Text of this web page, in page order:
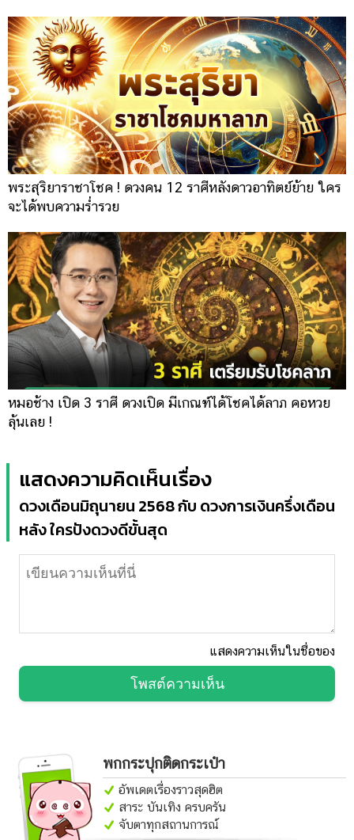
พระสุริยาราชาโชค ! ดวงคน 12 ราศีหลังดาวอาทิตย์ย้าย ใคร
จะได้พบความร่ำรวย
หมอช้าง เปิด 3 ราศี ดวงเปิด มีเกณฑ์ได้โชคได้ลาภ คอหวย
ลุ้นเลย !
แสดงความคิดเห็นเรื่อง
ดวงเดือนมิถุนายน 2568 กับ ดวงการเงินครึ่งเดือน
หลัง ใครปังดวงดีขั้นสุด
แสดงความเห็นในชื่อของ
โพสต์ความเห็น
พกกระปุกติดกระเป๋า
อัพเดตเรื่องราวสุดฮิต
สาระ บันเทิง ครบครัน
จับตาทุกสถานการณ์